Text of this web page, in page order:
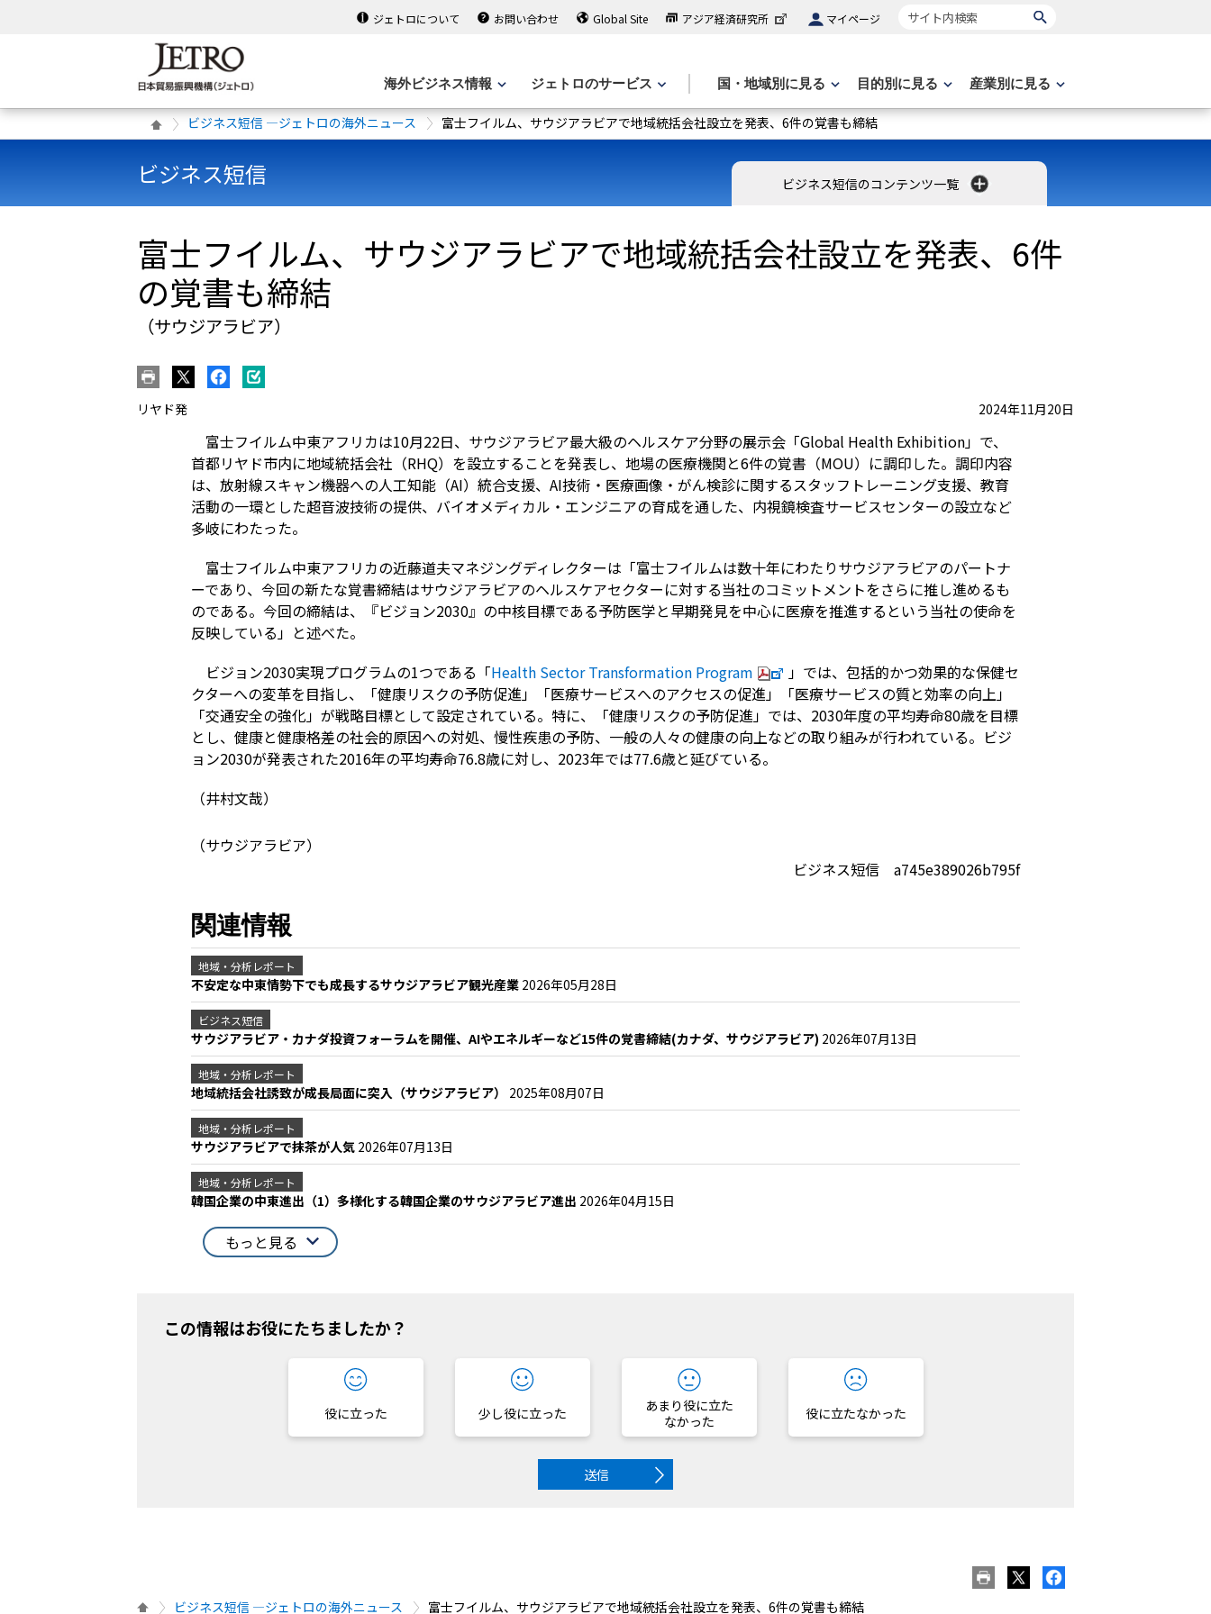
ジェトロについて お問い合わせ Global Site アジア経済研究所 マイページ サイト内検索
海外ビジネス情報 ジェトロのサービス 国・地域別に見る 目的別に見る 産業別に見る
ビジネス短信 ―ジェトロの海外ニュース 富士フイルム、サウジアラビアで地域統括会社設立を発表、6件の覚書も締結
ビジネス短信 ビジネス短信のコンテンツ一覧
富士フイルム、サウジアラビアで地域統括会社設立を発表、6件
の覚書も締結
（サウジアラビア）
リヤド発 2024年11月20日
富士フイルム中東アフリカは10月22日、サウジアラビア最大級のヘルスケア分野の展示会「Global Health Exhibition」で、
首都リヤド市内に地域統括会社（RHQ）を設立することを発表し、地場の医療機関と6件の覚書（MOU）に調印した。調印内容
は、放射線スキャン機器への人工知能（AI）統合支援、AI技術・医療画像・がん検診に関するスタッフトレーニング支援、教育
活動の一環とした超音波技術の提供、バイオメディカル・エンジニアの育成を通した、内視鏡検査サービスセンターの設立など
多岐にわたった。
富士フイルム中東アフリカの近藤道夫マネジングディレクターは「富士フイルムは数十年にわたりサウジアラビアのパートナ
ーであり、今回の新たな覚書締結はサウジアラビアのヘルスケアセクターに対する当社のコミットメントをさらに推し進めるも
のである。今回の締結は、『ビジョン2030』の中核目標である予防医学と早期発見を中心に医療を推進するという当社の使命を
反映している」と述べた。
ビジョン2030実現プログラムの1つである「Health Sector Transformation Program
」では、包括的かつ効果的な保健セ
クターへの変革を目指し、「健康リスクの予防促進」「医療サービスへのアクセスの促進」「医療サービスの質と効率の向上」
「交通安全の強化」が戦略目標として設定されている。特に、「健康リスクの予防促進」では、2030年度の平均寿命80歳を目標
とし、健康と健康格差の社会的原因への対処、慢性疾患の予防、一般の人々の健康の向上などの取り組みが行われている。ビジ
ョン2030が発表された2016年の平均寿命76.8歳に対し、2023年では77.6歳と延びている。
（井村文哉）
（サウジアラビア）
ビジネス短信 a745e389026b795f
関連情報
地域・分析レポート
不安定な中東情勢下でも成長するサウジアラビア観光産業 2026年05月28日
ビジネス短信
サウジアラビア・カナダ投資フォーラムを開催、AIやエネルギーなど15件の覚書締結(カナダ、サウジアラビア) 2026年07月13日
地域・分析レポート
地域統括会社誘致が成長局面に突入（サウジアラビア） 2025年08月07日
地域・分析レポート
サウジアラビアで抹茶が人気 2026年07月13日
地域・分析レポート
韓国企業の中東進出（1）多様化する韓国企業のサウジアラビア進出 2026年04月15日
もっと見る
この情報はお役にたちましたか？
役に立った 少し役に立った
あまり役に立た
なかった
役に立たなかった
送信
ビジネス短信 ―ジェトロの海外ニュース 富士フイルム、サウジアラビアで地域統括会社設立を発表、6件の覚書も締結